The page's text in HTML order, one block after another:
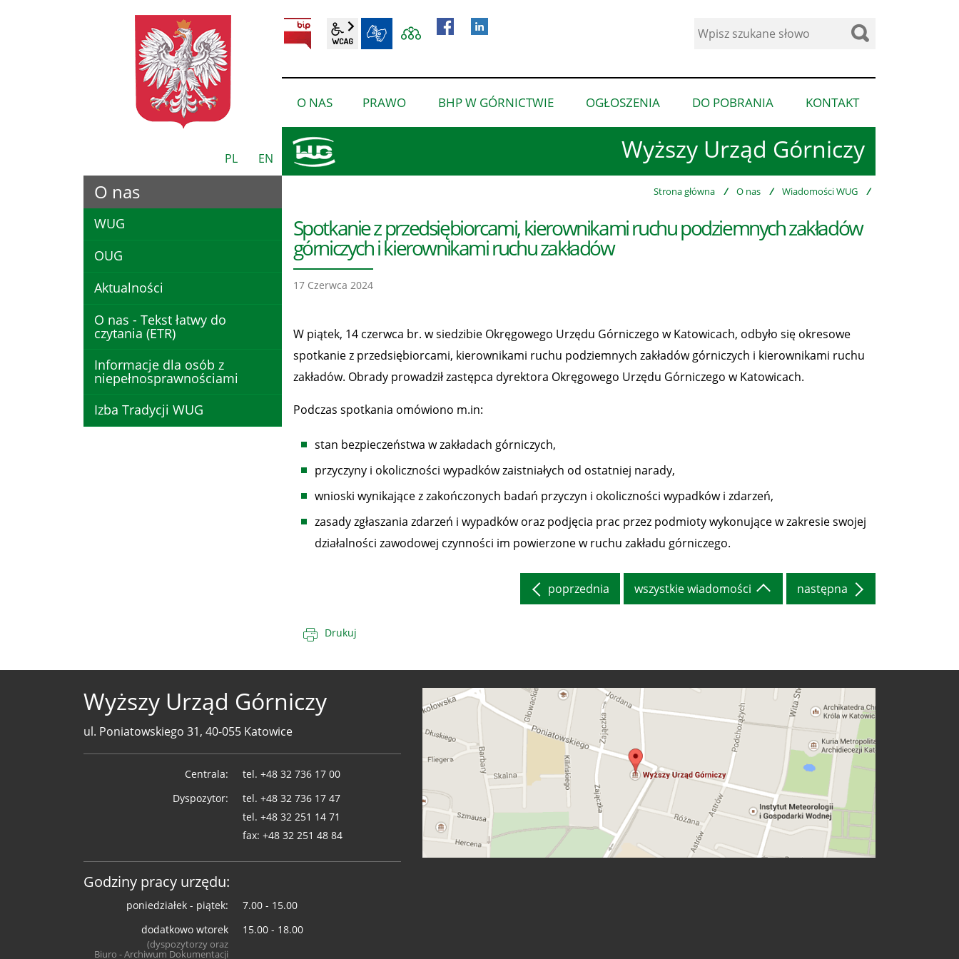
PL EN Wyższy Urząd Górniczy
BIP wcag2.1
Wyszukaj
O NAS
pokaż
podmenu
PRAWO
pokaż
podmenu
BHP W GÓRNICTWIE
pokaż
podmenu
OGŁOSZENIA
pokaż
podmenu
dla
“Ogłoszenia”
DO POBRANIA
pokaż
podmenu
dla
pobrania”
KONTAKT
podmenu
Strona główna / O nas / Wiadomości WUG /
Spotkanie z przedsiębiorcami, kierownikami ruchu podziemnych zakładów
górniczych i kierownikami ruchu zakładów
17 Czerwca 2024
W piątek, 14 czerwca br. w siedzibie Okręgowego Urzędu Górniczego w Katowicach, odbyło się okresowe
spotkanie z przedsiębiorcami, kierownikami ruchu podziemnych zakładów górniczych i kierownikami ruchu
zakładów. Obrady prowadził zastępca dyrektora Okręgowego Urzędu Górniczego w Katowicach.
Podczas spotkania omówiono m.in:
stan bezpieczeństwa w zakładach górniczych,
przyczyny i okoliczności wypadków zaistniałych od ostatniej narady,
wnioski wynikające z zakończonych badań przyczyn i okoliczności wypadków i zdarzeń,
zasady zgłaszania zdarzeń i wypadków oraz podjęcia prac przez podmioty wykonujące w zakresie swojej
działalności zawodowej czynności im powierzone w ruchu zakładu górniczego.
poprzednia wszystkie wiadomości następna
Drukuj
O nas
WUG
OUG
Aktualności
O nas - Tekst łatwy do
czytania (ETR)
Informacje dla osób z
niepełnosprawnościami
Izba Tradycji WUG
Wyższy Urząd Górniczy
ul. Poniatowskiego 31, 40-055 Katowice
Centrala: tel. +48 32 736 17 00
Dyspozytor:
tel. +48 32 736 17 47
tel. +48 32 251 14 71
fax: +48 32 251 48 84
Godziny pracy urzędu:
poniedziałek - piątek:
7.00 - 15.00
dodatkowo wtorek
(dyspozytorzy oraz
Biuro - Archiwum Dokumentacji
15.00 - 18.00